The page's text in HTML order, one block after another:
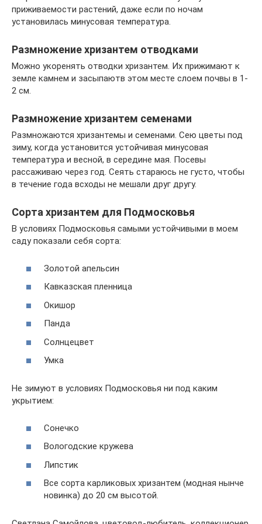
приживаемости растений, даже если по ночам
установилась минусовая температура.
Размножение хризантем отводками
Можно укоренять отводки хризантем. Их прижимают к
земле камнем и засыпаютв этом месте слоем почвы в 1-
2 см.
Размножение хризантем семенами
Размножаются хризантемы и семенами. Сею цветы под
зиму, когда установится устойчивая минусовая
температура и весной, в середине мая. Посевы
рассаживаю через год. Сеять стараюсь не густо, чтобы
в течение года всходы не мешали друг другу.
Сорта хризантем для Подмосковья
В условиях Подмосковья самыми устойчивыми в моем
саду показали себя сорта:
Золотой апельсин
Кавказская пленница
Окишор
Панда
Солнцецвет
Умка
Не зимуют в условиях Подмосковья ни под каким
укрытием:
Сонечко
Вологодские кружева
Липстик
Все сорта карликовых хризантем (модная нынче
новинка) до 20 см высотой.